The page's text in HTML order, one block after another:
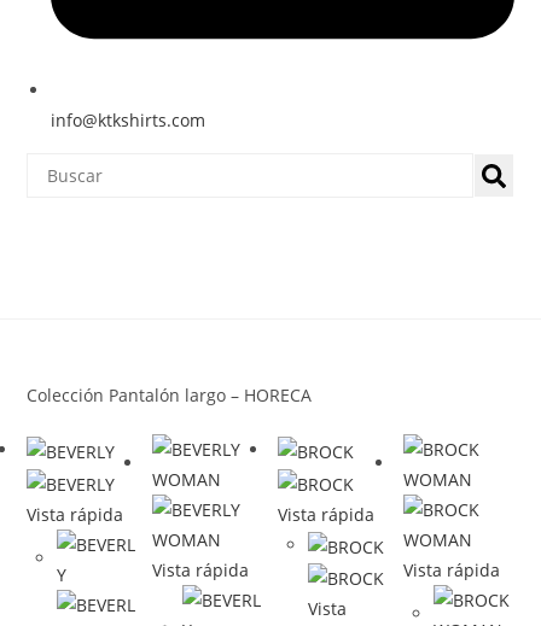
info@ktkshirts.com
Colección Pantalón largo – HORECA
Vista rápida
Vista rápida
Vista rápida
Vista
Vista rápida